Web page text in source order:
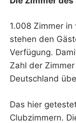
1.008 Zimmer
stehen den
Verfügung.
Zahl der
Deutschland
Das hier
Clubzimmern.